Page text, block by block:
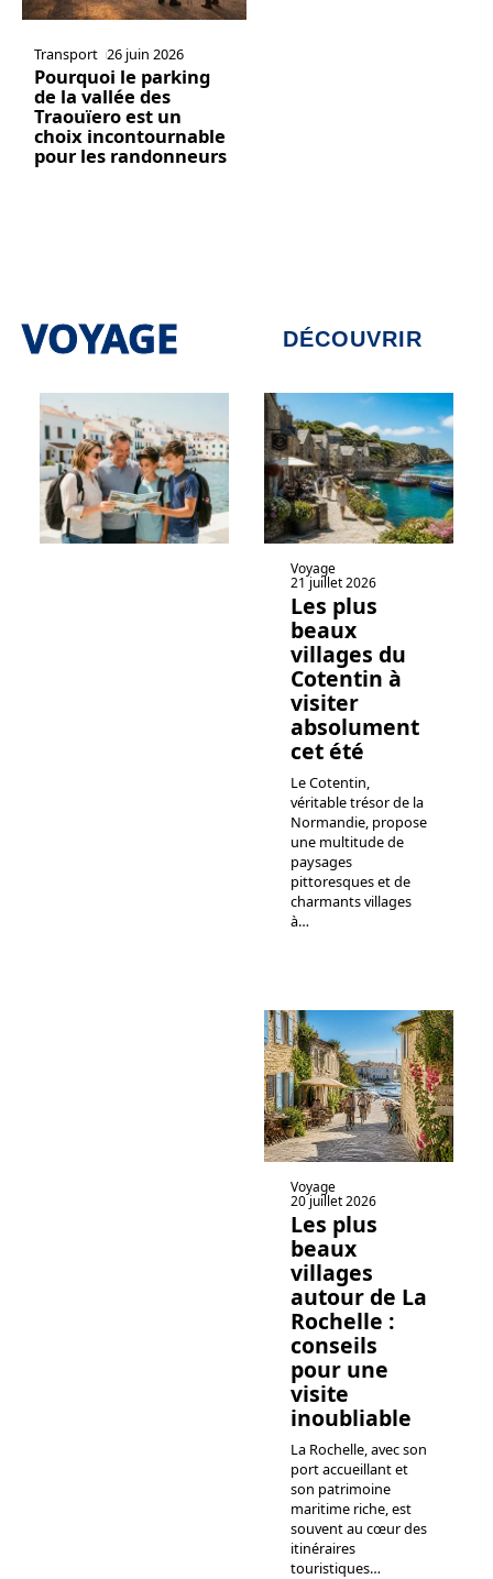
Transport 26 juin 2026
Pourquoi le parking
de la vallée des
Traouïero est un
choix incontournable
pour les randonneurs
VOYAGE DÉCOUVRIR
Voyage
21 juillet 2026
Les plus
beaux
villages du
Cotentin à
visiter
absolument
cet été
Le Cotentin,
véritable trésor de la
Normandie, propose
une multitude de
paysages
pittoresques et de
charmants villages
à…
Voyage
20 juillet 2026
Les plus
beaux
villages
autour de La
Rochelle :
conseils
pour une
visite
inoubliable
La Rochelle, avec son
port accueillant et
son patrimoine
maritime riche, est
souvent au cœur des
itinéraires
touristiques…